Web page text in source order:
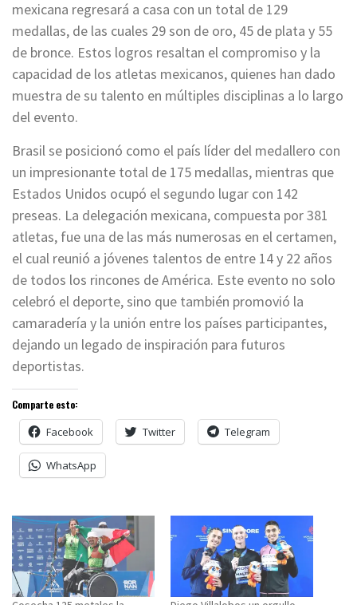
mexicana regresará a casa con un total de 129
medallas, de las cuales 29 son de oro, 45 de plata y 55
de bronce. Estos logros resaltan el compromiso y la
capacidad de los atletas mexicanos, quienes han dado
muestra de su talento en múltiples disciplinas a lo largo
del evento.
Brasil se posicionó como el país líder del medallero con
un impresionante total de 175 medallas, mientras que
Estados Unidos ocupó el segundo lugar con 142
preseas. La delegación mexicana, compuesta por 381
atletas, fue una de las más numerosas en el certamen,
el cual reunió a jóvenes talentos de entre 14 y 22 años
de todos los rincones de América. Este evento no solo
celebró el deporte, sino que también promovió la
camaradería y la unión entre los países participantes,
dejando un legado de inspiración para futuros
deportistas.
Comparte esto:
Facebook Twitter Telegram
WhatsApp